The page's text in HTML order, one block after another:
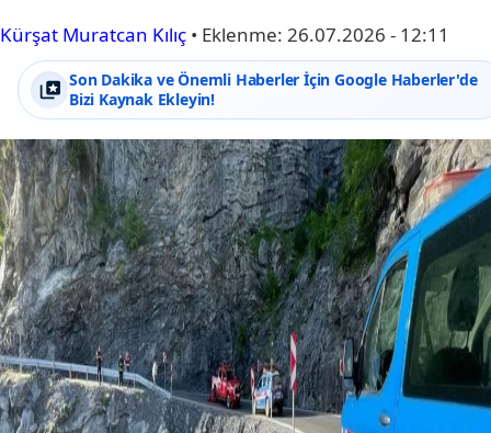
Kürşat Muratcan Kılıç • Eklenme: 26.07.2026 - 12:11
Son Dakika ve Önemli Haberler İçin Google Haberler'de
Bizi Kaynak Ekleyin!